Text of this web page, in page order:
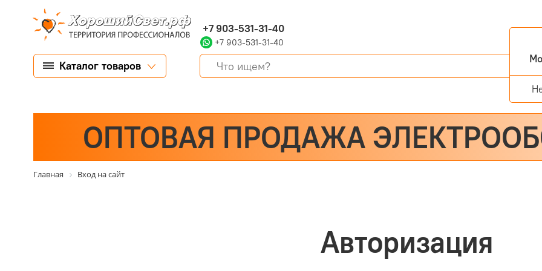
+7 903-531-31-40
+7 903-531-31-40
Каталог товаров
ОПТОВАЯ ПРОДАЖА
Главная Вход на сайт
Авторизация